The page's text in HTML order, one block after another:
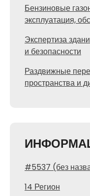
Бензиновые
эксплуатация,
Экспертиза
и безопасности
Раздвижные
пространства и
#5537 (без
14 Регион